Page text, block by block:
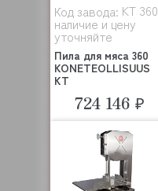
Код завода: KT 360
наличие и цену
уточняйте
Пила для мяса 360
KONETEOLLISUUS
KT
724 146 ₽